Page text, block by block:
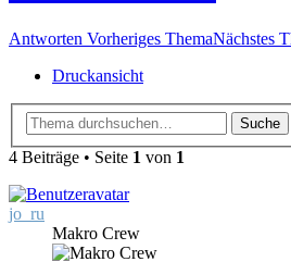
Antworten Vorheriges ThemaNächstes
Druckansicht
Suche
4 Beiträge • Seite 1 von 1
jo_ru
Makro Crew